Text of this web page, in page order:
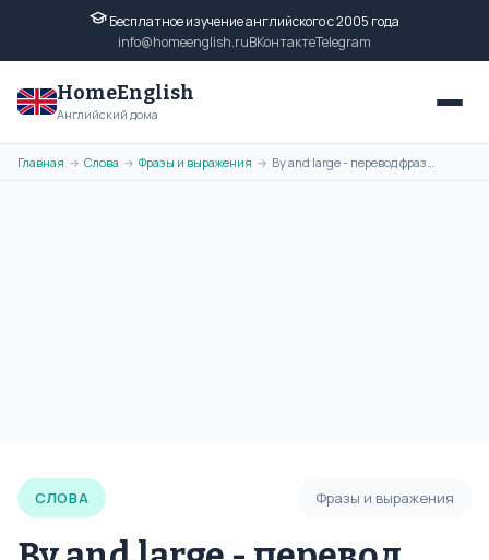
Бесплатное изучение английского с 2005 года
info@homeenglish.ruВКонтактеTelegram
HomeEnglish
Английский дома
Главная → Слова → Фразы и выражения → By and large - перевод фразы на русский язык, транскрипция, примеры
СЛОВА Фразы и выражения